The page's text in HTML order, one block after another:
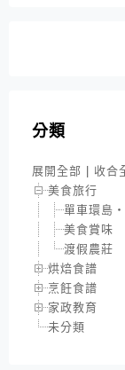
分類
展開全部 | 收合
美食旅行
單車環島
美食賞味
渡假農莊
烘焙食譜
烹飪食譜
家政教育
未分類